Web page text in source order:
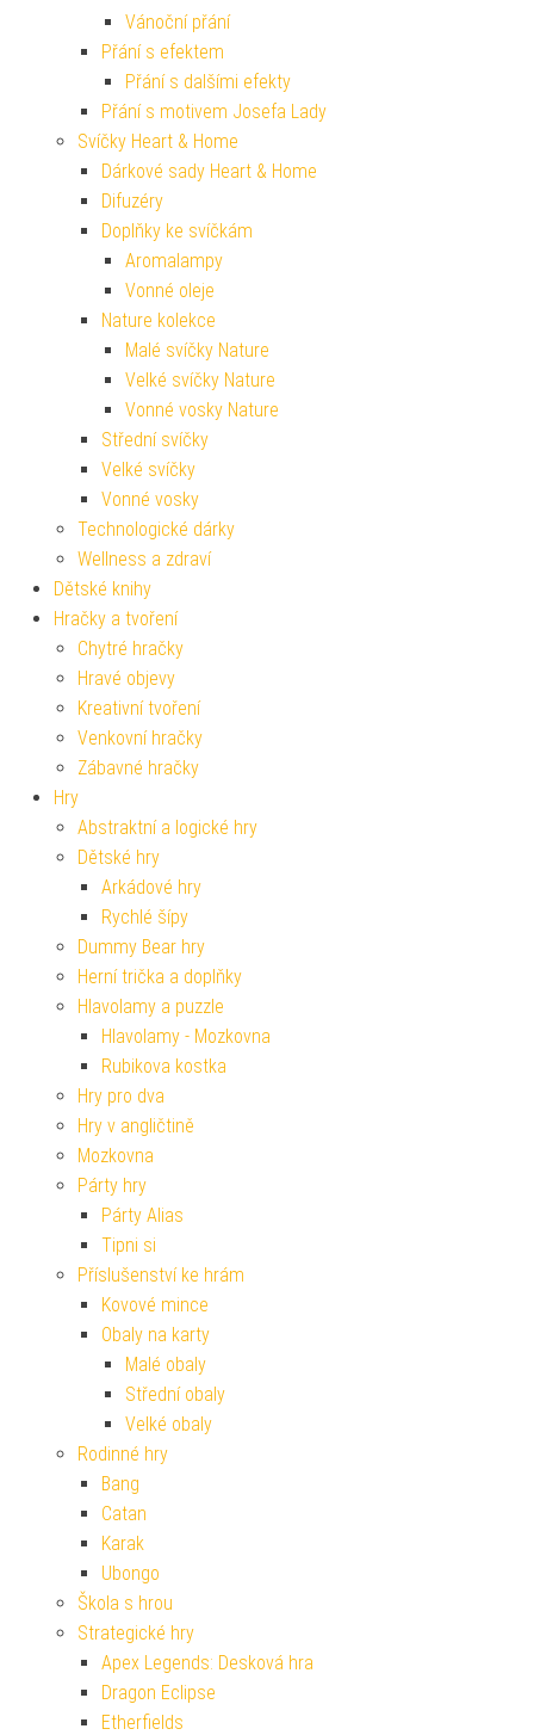
Vánoční přání
Přání s efektem
Přání s dalšími efekty
Přání s motivem Josefa Lady
Svíčky Heart & Home
Dárkové sady Heart & Home
Difuzéry
Doplňky ke svíčkám
Aromalampy
Vonné oleje
Nature kolekce
Malé svíčky Nature
Velké svíčky Nature
Vonné vosky Nature
Střední svíčky
Velké svíčky
Vonné vosky
Technologické dárky
Wellness a zdraví
Dětské knihy
Hračky a tvoření
Chytré hračky
Hravé objevy
Kreativní tvoření
Venkovní hračky
Zábavné hračky
Hry
Abstraktní a logické hry
Dětské hry
Arkádové hry
Rychlé šípy
Dummy Bear hry
Herní trička a doplňky
Hlavolamy a puzzle
Hlavolamy - Mozkovna
Rubikova kostka
Hry pro dva
Hry v angličtině
Mozkovna
Párty hry
Párty Alias
Tipni si
Příslušenství ke hrám
Kovové mince
Obaly na karty
Malé obaly
Střední obaly
Velké obaly
Rodinné hry
Bang
Catan
Karak
Ubongo
Škola s hrou
Strategické hry
Apex Legends: Desková hra
Dragon Eclipse
Etherfields